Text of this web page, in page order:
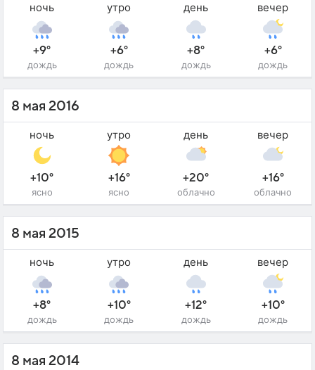
ночь
+9°
дождь
утро
+6°
дождь
день
+8°
дождь
вечер
+6°
дождь
8 мая 2016
ночь
+10°
ясно
утро
+16°
ясно
день
+20°
облачно
вечер
+16°
облачно
8 мая 2015
ночь
+8°
дождь
утро
+10°
дождь
день
+12°
дождь
вечер
+10°
дождь
8 мая 2014